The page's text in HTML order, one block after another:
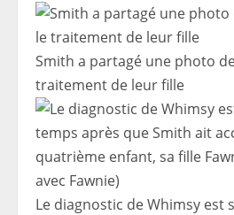
Smith a partagé une photo
traitement de leur fille
Le diagnostic de Whimsy est